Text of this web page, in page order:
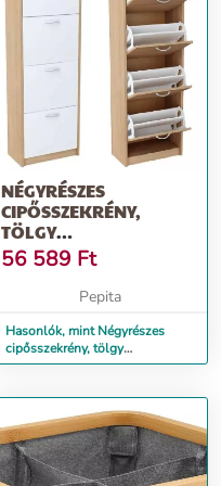
NÉGYRÉSZES
CIPŐSSZEKRÉNY,
TÖLGY
SONOMA/FEHÉR,
VIVAT NEW TYP 3
56 589 Ft
Pepita
Hasonlók, mint Négyrészes
cipősszekrény, tölgy
sonoma/fehér, VIVAT NEW TYP